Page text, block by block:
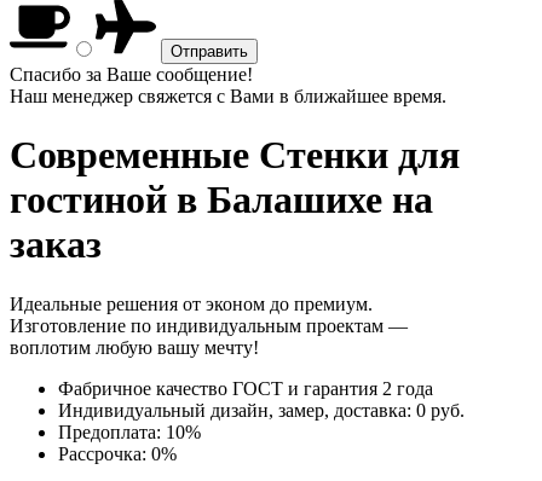
Спасибо за Ваше сообщение!
Наш менеджер свяжется с Вами в ближайшее время.
Современные Стенки для
гостиной в Балашихе на
заказ
Идеальные решения от эконом до премиум.
Изготовление по индивидуальным проектам —
воплотим любую вашу мечту!
Фабричное качество ГОСТ и гарантия 2 года
Индивидуальный дизайн, замер, доставка: 0 руб.
Предоплата: 10%
Рассрочка: 0%